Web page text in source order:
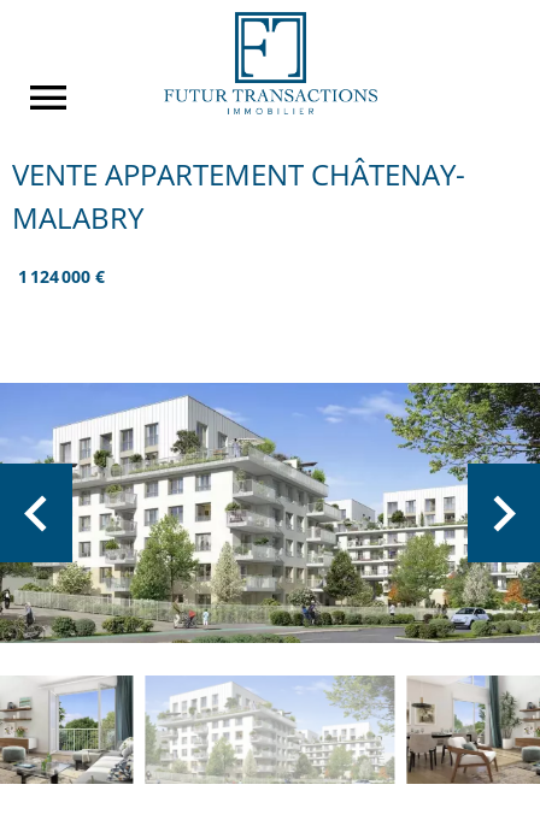
VENTE APPARTEMENT CHÂTENAY-
MALABRY
1 124 000 €